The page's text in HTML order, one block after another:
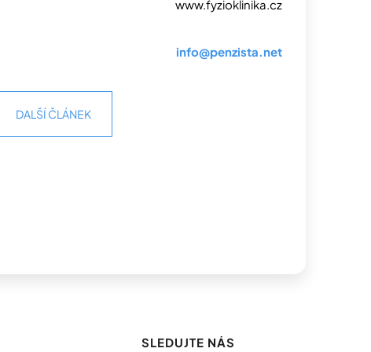
www.fyzioklinika.cz
info@penzista.net
DALŠÍ ČLÁNEK
SLEDUJTE NÁS